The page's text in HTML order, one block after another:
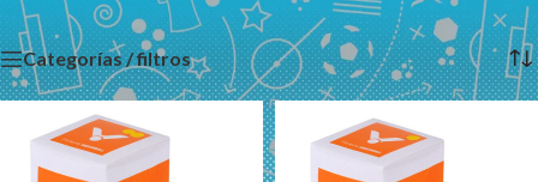
Categorías / filtros